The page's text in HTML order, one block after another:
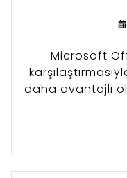
Microsoft
daha avantajlı
güncellemeler